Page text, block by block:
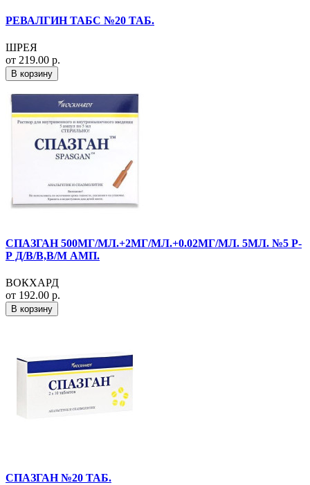
РЕВАЛГИН ТАБС №20 ТАБ.
ШРЕЯ
от 219.00 р.
В корзину
СПАЗГАН 500МГ/МЛ.+2МГ/МЛ.+0.02МГ/МЛ. 5МЛ. №5 Р-
Р Д/В/В,В/М АМП.
ВОКХАРД
от 192.00 р.
В корзину
СПАЗГАН №20 ТАБ.